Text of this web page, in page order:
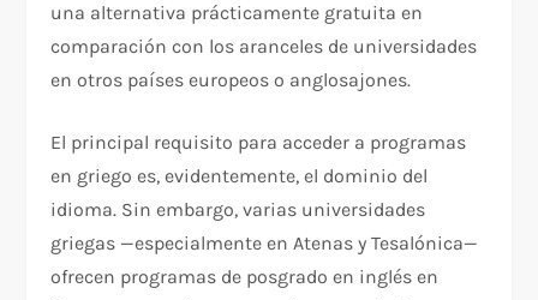
una alternativa prácticamente gratuita en
comparación con los aranceles de universidades
en otros países europeos o anglosajones.
El principal requisito para acceder a programas
en griego es, evidentemente, el dominio del
idioma. Sin embargo, varias universidades
griegas —especialmente en Atenas y Tesalónica—
ofrecen programas de posgrado en inglés en